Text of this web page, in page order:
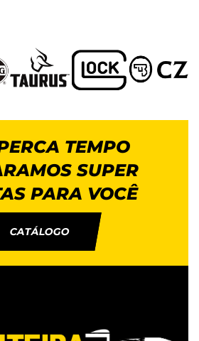
TEMPO
SUPER
PARA VOCÊ
CATÁLOGO